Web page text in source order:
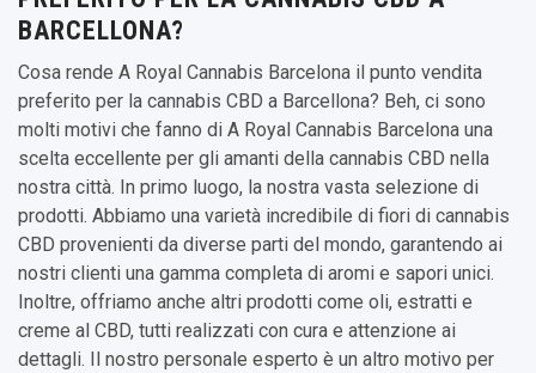
BARCELLONA?
Cosa rende A Royal Cannabis Barcelona il punto vendita
preferito per la cannabis CBD a Barcellona? Beh, ci sono
molti motivi che fanno di A Royal Cannabis Barcelona una
scelta eccellente per gli amanti della cannabis CBD nella
nostra città. In primo luogo, la nostra vasta selezione di
prodotti. Abbiamo una varietà incredibile di fiori di cannabis
CBD provenienti da diverse parti del mondo, garantendo ai
nostri clienti una gamma completa di aromi e sapori unici.
Inoltre, offriamo anche altri prodotti come oli, estratti e
creme al CBD, tutti realizzati con cura e attenzione ai
dettagli. Il nostro personale esperto è un altro motivo per